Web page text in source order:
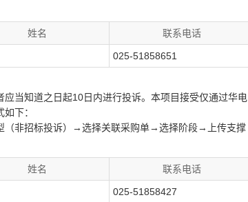
姓名 联系电话
025-51858651
当知道之日起10日内进行投诉。本项目接受仅通过华电
下：
（非招标投诉）→选择关联采购单→选择阶段→上传支撑
姓名 联系电话
025-51858427